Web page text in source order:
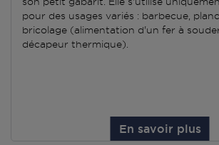
pour des usages variés : barbecue,
bricolage (alimentation d'un fer à
décapeur thermique).
En savoir plus